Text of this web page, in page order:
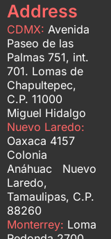
Address
CDMX: Avenida
Paseo de las
Palmas 751, int.
701. Lomas de
Chapultepec,
C.P. 11000
Miguel Hidalgo
Nuevo Laredo:
Oaxaca 4157
Colonia
Anáhuac Nuevo
Laredo,
Tamaulipas, C.P.
88260
Monterrey: Loma